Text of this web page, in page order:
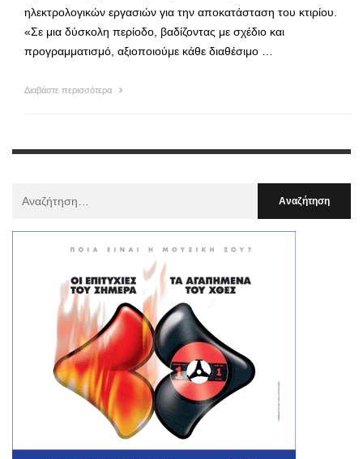
ηλεκτρολογικών εργασιών για την αποκατάσταση του κτιρίου.
«Σε μια δύσκολη περίοδο, βαδίζοντας με σχέδιο και
προγραμματισμό, αξιοποιούμε κάθε διαθέσιμο …
Διαβάστε περισσότερα
: